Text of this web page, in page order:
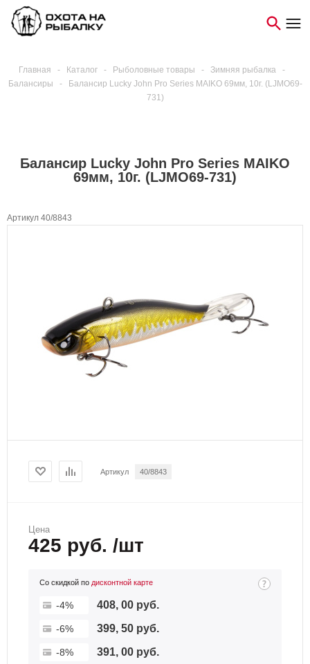
Главная - Каталог - Рыболовные товары - Зимняя рыбалка
-
Балансиры
-
Балансир Lucky John Pro Series MAIKO 69мм, 10г. (LJMO69-
731)
Балансир Lucky John Pro Series MAIKO
69мм, 10г. (LJMO69-731)
Артикул 40/8843
Артикул 40/8843
Цена
425 руб. /шт
Со скидкой по дисконтной карте
-4% 408, 00 руб.
-6% 399, 50 руб.
-8% 391, 00 руб.